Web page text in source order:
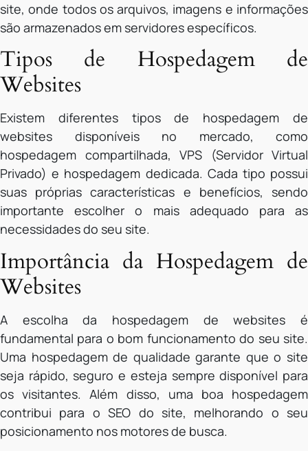
site, onde todos os arquivos, imagens e informações
são armazenados em servidores específicos.
Tipos de Hospedagem de
Websites
Existem diferentes tipos de hospedagem de
websites disponíveis no mercado, como
hospedagem compartilhada, VPS (Servidor Virtual
Privado) e hospedagem dedicada. Cada tipo possui
suas próprias características e benefícios, sendo
importante escolher o mais adequado para as
necessidades do seu site.
Importância da Hospedagem de
Websites
A escolha da hospedagem de websites é
fundamental para o bom funcionamento do seu site.
Uma hospedagem de qualidade garante que o site
seja rápido, seguro e esteja sempre disponível para
os visitantes. Além disso, uma boa hospedagem
contribui para o SEO do site, melhorando o seu
posicionamento nos motores de busca.